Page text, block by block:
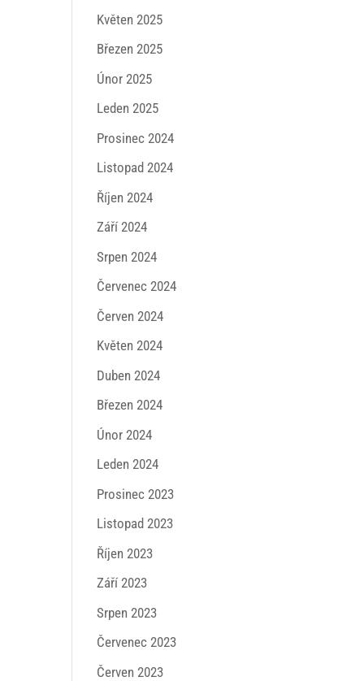
Květen 2025
Březen 2025
Únor 2025
Leden 2025
Prosinec 2024
Listopad 2024
Říjen 2024
Září 2024
Srpen 2024
Červenec 2024
Červen 2024
Květen 2024
Duben 2024
Březen 2024
Únor 2024
Leden 2024
Prosinec 2023
Listopad 2023
Říjen 2023
Září 2023
Srpen 2023
Červenec 2023
Červen 2023